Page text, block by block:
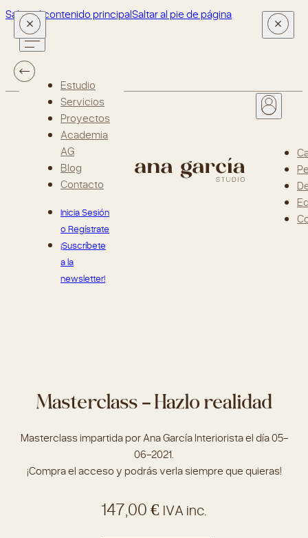
Saltar al contenido principalSaltar al pie de página
Estudio
Servicios
Proyectos
Academia
AG
Blog
Contacto
Inicia Sesión
o Regístrate
¡Suscríbete
a la
newsletter!
Masterclass – Hazlo realidad
Masterclass impartida por Ana García Interiorista el día 05-
06-2021.
¡Compra el acceso y podrás verla siempre que quieras!
147,00€ IVA inc.